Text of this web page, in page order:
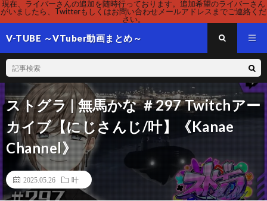
現在、ライバーさんの追加を随時行っております。追加希望のライバーさん
がいましたら、Twitterもしくはお問い合わせメールアドレスまでご連絡くだ
さい。
V-TUBE ～VTuber動画まとめ～
ストグラ | 無馬かな ＃297 Twitchアー
カイブ【にじさんじ/叶】《Kanae
Channel》
2025.05.26 叶